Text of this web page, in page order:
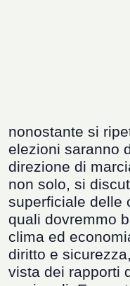
nonostante si
elezioni saranno
direzione di
non solo, si
superficiale delle
quali dovremmo
clima ed
diritto e
vista dei rapporti